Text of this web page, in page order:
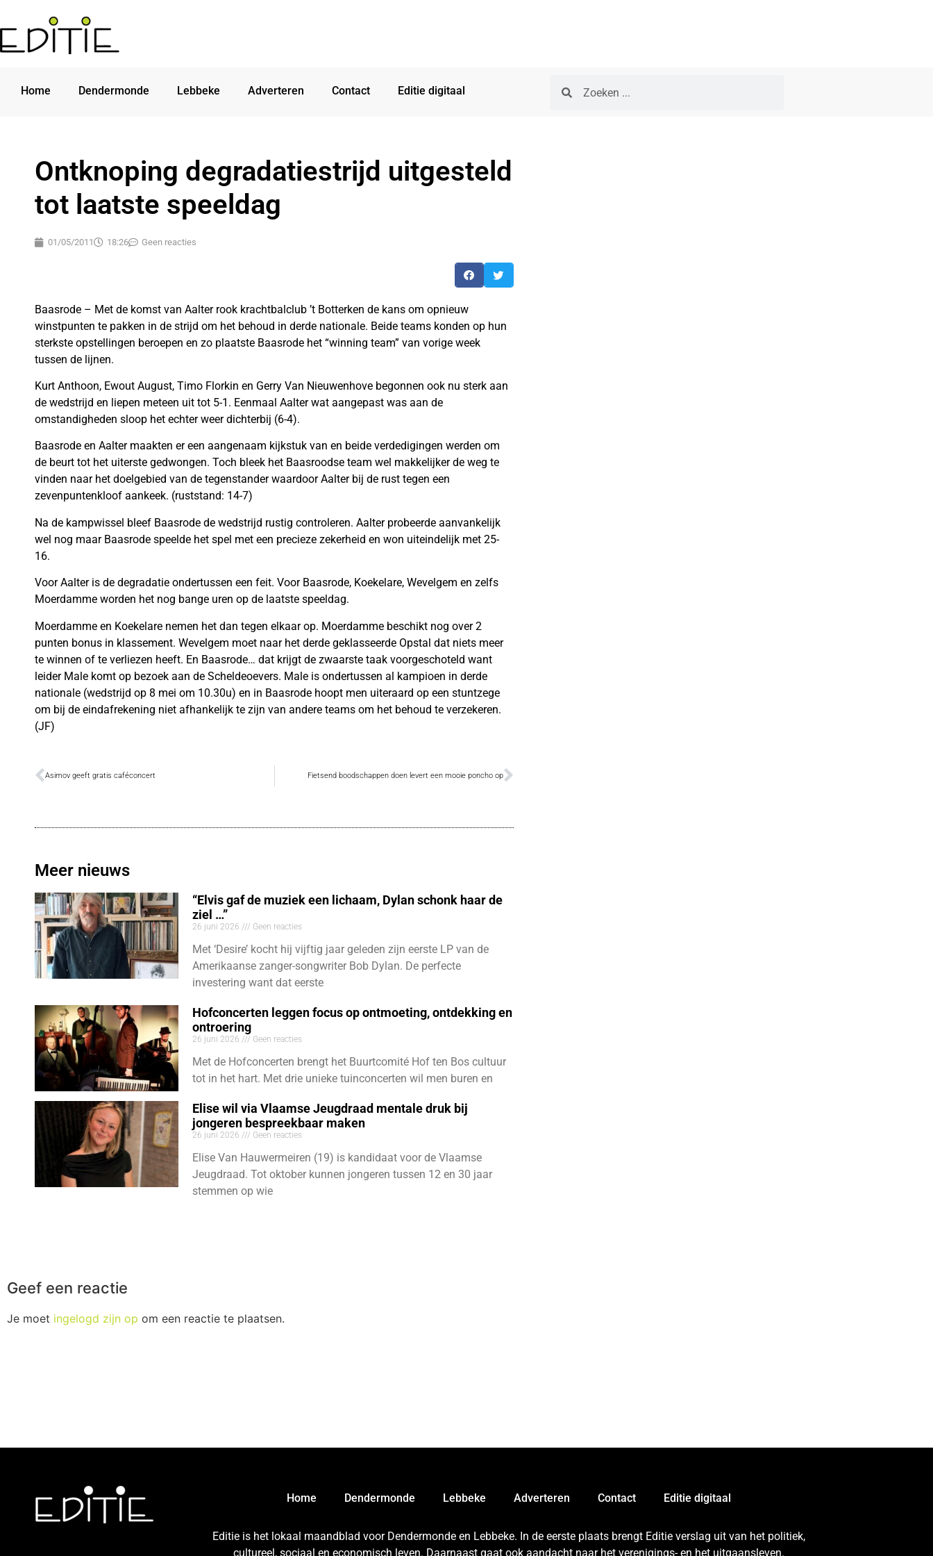
Home Dendermonde Lebbeke Adverteren Contact Editie digitaal
Ontknoping degradatiestrijd uitgesteld
tot laatste speeldag
01/05/2011 18:26 Geen reacties
Baasrode – Met de komst van Aalter rook krachtbalclub ’t Botterken de kans om opnieuw
winstpunten te pakken in de strijd om het behoud in derde nationale. Beide teams konden op hun
sterkste opstellingen beroepen en zo plaatste Baasrode het “winning team” van vorige week
tussen de lijnen.
Kurt Anthoon, Ewout August, Timo Florkin en Gerry Van Nieuwenhove begonnen ook nu sterk aan
de wedstrijd en liepen meteen uit tot 5-1. Eenmaal Aalter wat aangepast was aan de
omstandigheden sloop het echter weer dichterbij (6-4).
Baasrode en Aalter maakten er een aangenaam kijkstuk van en beide verdedigingen werden om
de beurt tot het uiterste gedwongen. Toch bleek het Baasroodse team wel makkelijker de weg te
vinden naar het doelgebied van de tegenstander waardoor Aalter bij de rust tegen een
zevenpuntenkloof aankeek. (ruststand: 14-7)
Na de kampwissel bleef Baasrode de wedstrijd rustig controleren. Aalter probeerde aanvankelijk
wel nog maar Baasrode speelde het spel met een precieze zekerheid en won uiteindelijk met 25-
16.
Voor Aalter is de degradatie ondertussen een feit. Voor Baasrode, Koekelare, Wevelgem en zelfs
Moerdamme worden het nog bange uren op de laatste speeldag.
Moerdamme en Koekelare nemen het dan tegen elkaar op. Moerdamme beschikt nog over 2
punten bonus in klassement. Wevelgem moet naar het derde geklasseerde Opstal dat niets meer
te winnen of te verliezen heeft. En Baasrode… dat krijgt de zwaarste taak voorgeschoteld want
leider Male komt op bezoek aan de Scheldeoevers. Male is ondertussen al kampioen in derde
nationale (wedstrijd op 8 mei om 10.30u) en in Baasrode hoopt men uiteraard op een stuntzege
om bij de eindafrekening niet afhankelijk te zijn van andere teams om het behoud te verzekeren.
(JF)
Asimov geeft gratis caféconcert Fietsend boodschappen doen levert een mooie poncho op
Meer nieuws
“Elvis gaf de muziek een lichaam, Dylan schonk haar de
ziel …”
26 juni 2026 Geen reacties
Met ‘Desire’ kocht hij vijftig jaar geleden zijn eerste LP van de
Amerikaanse zanger-songwriter Bob Dylan. De perfecte
investering want dat eerste
Hofconcerten leggen focus op ontmoeting, ontdekking en
ontroering
26 juni 2026 Geen reacties
Met de Hofconcerten brengt het Buurtcomité Hof ten Bos cultuur
tot in het hart. Met drie unieke tuinconcerten wil men buren en
Elise wil via Vlaamse Jeugdraad mentale druk bij
jongeren bespreekbaar maken
26 juni 2026 Geen reacties
Elise Van Hauwermeiren (19) is kandidaat voor de Vlaamse
Jeugdraad. Tot oktober kunnen jongeren tussen 12 en 30 jaar
stemmen op wie
Geef een reactie
Je moet ingelogd zijn op om een reactie te plaatsen.
Home Dendermonde Lebbeke Adverteren Contact Editie digitaal
Editie is het lokaal maandblad voor Dendermonde en Lebbeke. In de eerste plaats brengt Editie verslag uit van het politiek,
cultureel, sociaal en economisch leven. Daarnaast gaat ook aandacht naar het verenigings- en het uitgaansleven.